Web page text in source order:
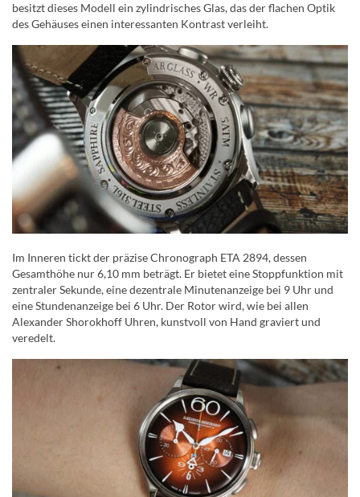
besitzt dieses Modell ein zylindrisches Glas, das der flachen Optik
des Gehäuses einen interessanten Kontrast verleiht.
Im Inneren tickt der präzise Chronograph ETA 2894, dessen
Gesamthöhe nur 6,10 mm beträgt. Er bietet eine Stoppfunktion mit
zentraler Sekunde, eine dezentrale Minutenanzeige bei 9 Uhr und
eine Stundenanzeige bei 6 Uhr. Der Rotor wird, wie bei allen
Alexander Shorokhoff Uhren, kunstvoll von Hand graviert und
veredelt.